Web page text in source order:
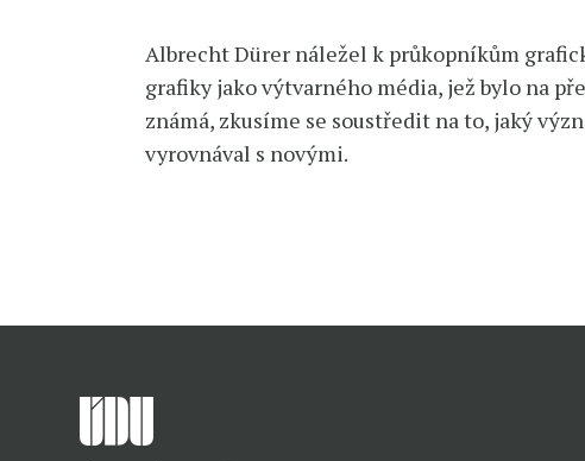
Albrecht Dürer náležel k průkopníkům
grafiky jako výtvarného média, jež bylo na
známá, zkusíme se soustředit na to, jaký
vyrovnával s novými.